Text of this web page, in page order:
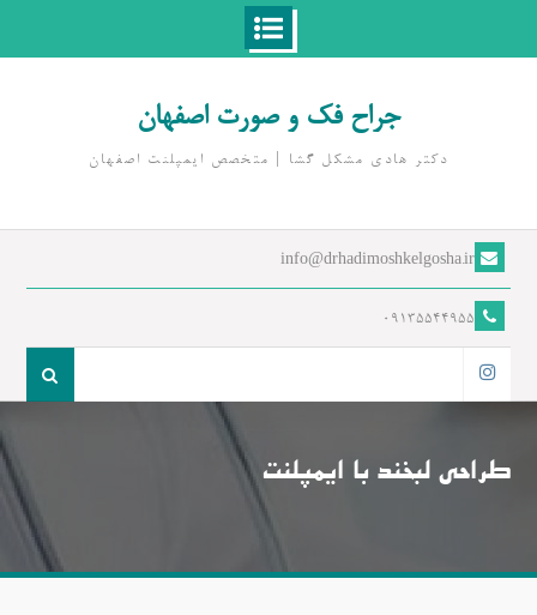
جراح فک و صورت اصفهان
دکتر هادی مشکل گشا | متخصص ايمپلنت اصفهان
info@drhadimoshkelgosha.ir
09135544955
طراحی لبخند با ایمپلنت